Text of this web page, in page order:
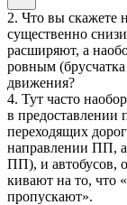
2. Что вы скажете
существенно
расширяют, а
ровным
движения?
4. Тут часто
в предоставлении
переходящих
направлении ПП, а
ПП), и автобусов,
кивают на то, что
пропускают».